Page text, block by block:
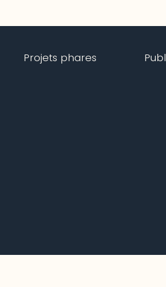
Projets phares